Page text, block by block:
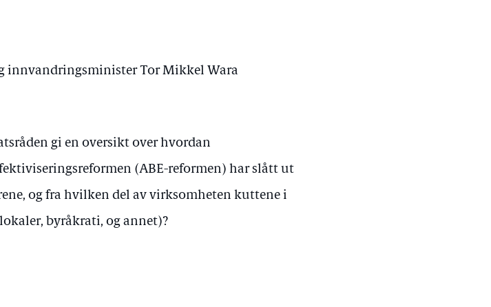
innvandringsminister Tor Mikkel Wara
gi en oversikt over hvordan
(ABE-reformen) har slått ut
og fra hvilken del av virksomheten kuttene i
byråkrati, og annet)?